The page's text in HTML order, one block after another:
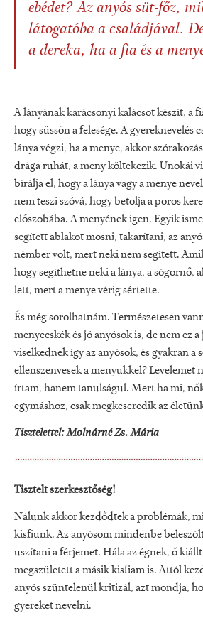
ebédet? Az anyós süt-főz,
látogatóba a családjával.
a dereka, ha a fia és a
A lányának karácsonyi kalácsot készít, a
hogy süssön a felesége. A gyereknevelés
lánya végzi, ha a menye, akkor
drága ruhát, a meny költekezik. Unokái
bírálja el, hogy a lánya vagy a menye
nem teszi szóvá, hogy betolja a poros
előszobába. A menyének igen. Egyik
segített ablakot mosni, takarítani, az
némber volt, mert neki nem segített.
hogy segíthetne neki a lánya, a sógornő,
lett, mert a menye vérig sértette.
És még sorolhatnám. Természetesen
menyecskék és jó anyósok is, de nem ez
viselkednek így az anyósok, és gyakran a
ellenszenvesek a menyükkel? Levelemet
írtam, hanem tanulságul. Mert ha mi,
egymáshoz, csak megkeseredik az
Tisztelettel: Molnárné Zs. Mária
Tisztelt szerkesztőség!
Nálunk akkor kezdődtek a problémák,
kisfiunk. Az anyósom mindenbe
uszítani a férjemet. Hála az égnek, ő
megszületett a másik kisfiam is. Attól
anyós szüntelenül kritizál, azt mondja,
gyereket nevelni.